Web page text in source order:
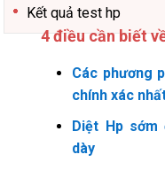
Kết quả test hp
4 điều cần biết
Các phương
chính xác
Diệt Hp
dày